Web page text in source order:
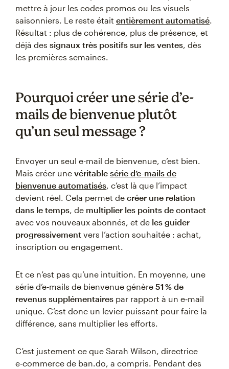
mettre à jour les codes promos ou les visuels
saisonniers. Le reste était entièrement automatisé
Résultat : plus de cohérence, plus de présence, et
déjà des signaux très positifs sur les ventes , dès
les premières semaines.
Pourquoi créer une série d’e-
mails de bienvenue plutôt
qu’un seul message ?
Envoyer un seul e-mail de bienvenue, c’est bien.
Mais créer une véritable série d’e-mails de
bienvenue automatisés , c’est là que l’impact
devient réel. Cela permet de créer une relation
dans le temps , de multiplier les points de contact
avec vos nouveaux abonnés, et de les guider
progressivement vers l’action souhaitée : achat,
inscription ou engagement.
Et ce n’est pas qu’une intuition. En moyenne, une
série d’e‑mails de bienvenue génère 51 % de
revenus supplémentaires par rapport à un e‑mail
unique. C’est donc un levier puissant pour faire la
différence, sans multiplier les efforts.
C’est justement ce que Sarah Wilson, directrice
e‑commerce de ban.do, a compris. Pendant des